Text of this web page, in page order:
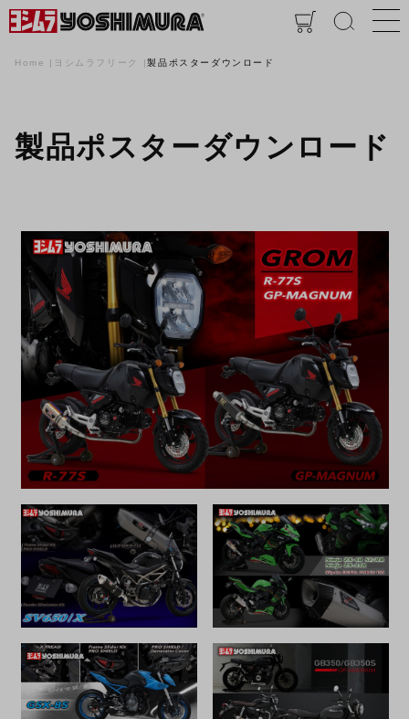
Home ヨシムラフリーク 製品ポスターダウンロード
製品ポスターダウンロード